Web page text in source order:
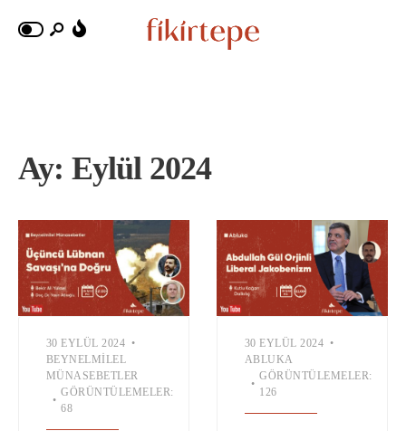
Ay: Eylül 2024
30 EYLÜL 2024 •
BEYNELMILEL
MÜNASEBETLER
•
GÖRÜNTÜLEMELER:
68
30 EYLÜL 2024 •
ABLUKA
•
GÖRÜNTÜLEMELER:
126